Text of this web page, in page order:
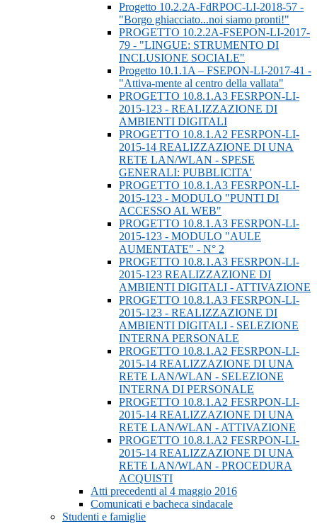
Progetto 10.2.2A-FdRPOC-LI-2018-57 -
"Borgo ghiacciato...noi siamo pronti!"
PROGETTO 10.2.2A-FSEPON-LI-2017-
79 - "LINGUE: STRUMENTO DI
INCLUSIONE SOCIALE"
Progetto 10.1.1A – FSEPON-LI-2017-41 -
"Attiva-mente al centro della vallata"
PROGETTO 10.8.1.A3 FESRPON-LI-
2015-123 - REALIZZAZIONE DI
AMBIENTI DIGITALI
PROGETTO 10.8.1.A2 FESRPON-LI-
2015-14 REALIZZAZIONE DI UNA
RETE LAN/WLAN - SPESE
GENERALI: PUBBLICITA'
PROGETTO 10.8.1.A3 FESRPON-LI-
2015-123 - MODULO "PUNTI DI
ACCESSO AL WEB"
PROGETTO 10.8.1.A3 FESRPON-LI-
2015-123 - MODULO "AULE
AUMENTATE" - N° 2
PROGETTO 10.8.1.A3 FESRPON-LI-
2015-123 REALIZZAZIONE DI
AMBIENTI DIGITALI - ATTIVAZIONE
PROGETTO 10.8.1.A3 FESRPON-LI-
2015-123 - REALIZZAZIONE DI
AMBIENTI DIGITALI - SELEZIONE
INTERNA PERSONALE
PROGETTO 10.8.1.A2 FESRPON-LI-
2015-14 REALIZZAZIONE DI UNA
RETE LAN/WLAN - SELEZIONE
INTERNA DI PERSONALE
PROGETTO 10.8.1.A2 FESRPON-LI-
2015-14 REALIZZAZIONE DI UNA
RETE LAN/WLAN - ATTIVAZIONE
PROGETTO 10.8.1.A2 FESRPON-LI-
2015-14 REALIZZAZIONE DI UNA
RETE LAN/WLAN - PROCEDURA
ACQUISTI
Atti precedenti al 4 maggio 2016
Comunicati e bacheca sindacale
Studenti e famiglie